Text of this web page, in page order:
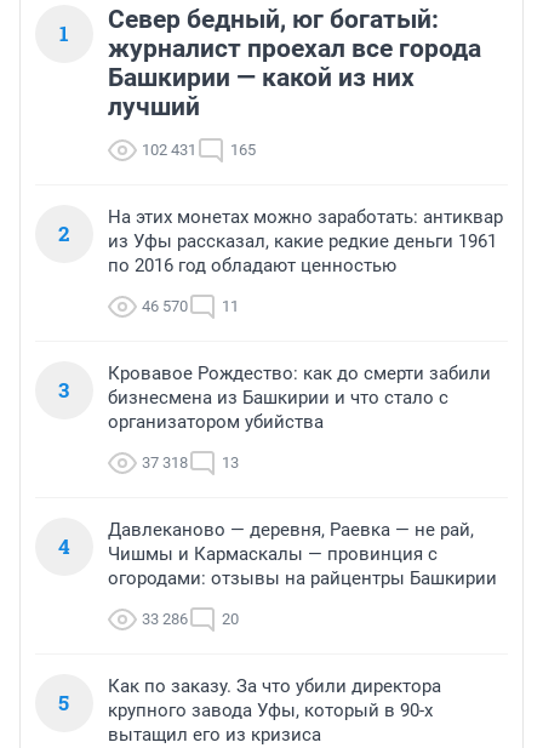
1
Север бедный, юг богатый:
журналист проехал все города
Башкирии — какой из них
лучший
102 431 165
2
На этих монетах можно заработать: антиквар
из Уфы рассказал, какие редкие деньги 1961
по 2016 год обладают ценностью
46 570 11
3
Кровавое Рождество: как до смерти забили
бизнесмена из Башкирии и что стало с
организатором убийства
37 318 13
4
Давлеканово — деревня, Раевка — не рай,
Чишмы и Кармаскалы — провинция с
огородами: отзывы на райцентры Башкирии
33 286 20
5
Как по заказу. За что убили директора
крупного завода Уфы, который в 90-х
вытащил его из кризиса